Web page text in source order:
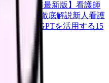
【2026年最新版】 看護師
新情報を徹底解説新人看護
護師がChatGPTを活用する15